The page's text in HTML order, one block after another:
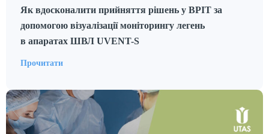
Як вдосконалити прийняття рішень у ВРІТ за
допомогою візуалізації моніторингу легень
в апаратах ШВЛ UVENT-S
Прочитати